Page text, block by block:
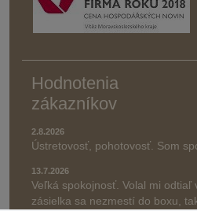
Hodnotenia
zákazníkov
2.8.2026
Ústretovosť, pohotovosť. Som
13.7.2026
Veľká spokojnosť. Volal mi odtiaľ
zásielka sa nezmestí do boxu,